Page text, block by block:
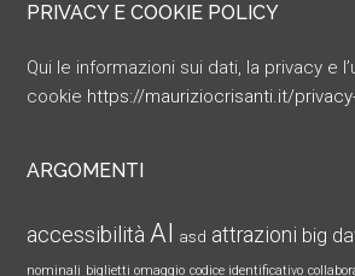
PRIVACY E COOKIE POLICY
Qui le informazioni sui dati, la privacy e
cookie https://mauriziocrisanti.it/
ARGOMENTI
accessibilità AI asd attrazioni big
nominali biglietti omaggio codice identificativo